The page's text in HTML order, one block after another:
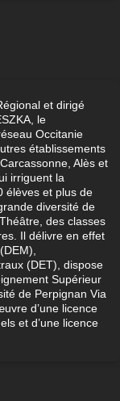
et dirigé
le
Occitanie
établissements
Alès et
irriguent la
élèves et plus de
diversité de
des classes
Il délivre en effet
(DET), dispose
Supérieur
de Perpignan Via
d’une licence
et d’une licence